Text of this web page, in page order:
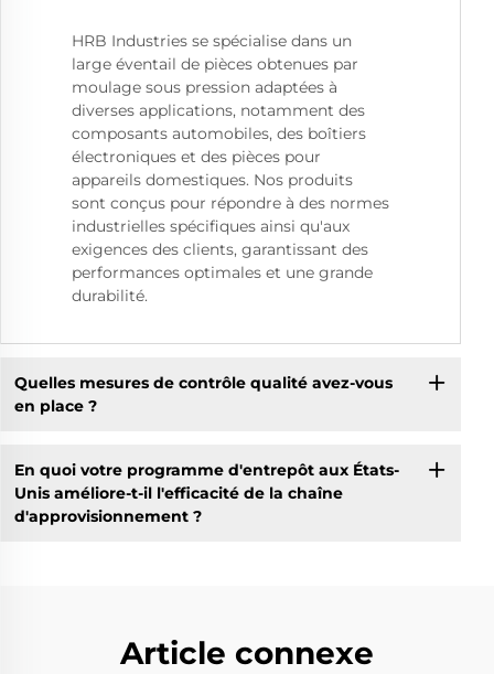
HRB Industries se spécialise dans un
large éventail de pièces obtenues par
moulage sous pression adaptées à
diverses applications, notamment des
composants automobiles, des boîtiers
électroniques et des pièces pour
appareils domestiques. Nos produits
sont conçus pour répondre à des normes
industrielles spécifiques ainsi qu'aux
exigences des clients, garantissant des
performances optimales et une grande
durabilité.
Quelles mesures de contrôle qualité avez-vous
en place ?
En quoi votre programme d'entrepôt aux États-
Unis améliore-t-il l'efficacité de la chaîne
d'approvisionnement ?
Article connexe